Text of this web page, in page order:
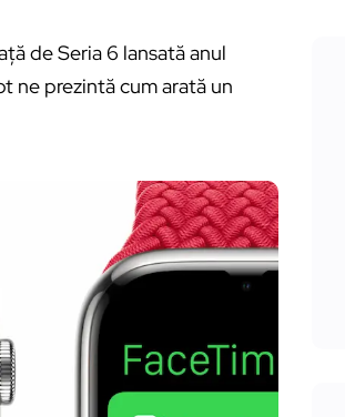
de Seria 6 lansată anul
ne prezintă cum arată un